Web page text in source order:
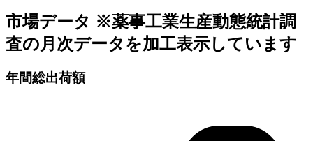
市場データ ※薬事工業生産動態統計調
査の月次データを加工表示しています
年間総出荷額